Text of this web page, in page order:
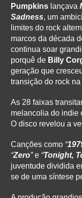
Pumpkins lançava
Sadness, um
limites do rock
marcos da década
continua soar
porquê de Billy
geração que
transição do rock
As 28 faixas
melancolia do indie
O disco revelou a
Canções como “
“Zero”e “Tonight,
juventude dividida
se de uma síntese